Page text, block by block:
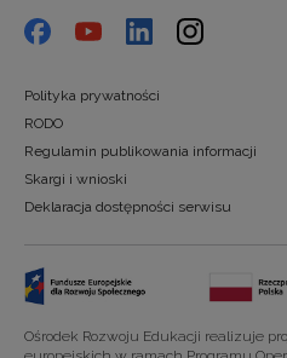
Polityka prywatności
RODO
Regulamin publikowania informacji
Skargi i wnioski
Deklaracja dostępności serwisu
Ośrodek Rozwoju Edukacji realizuje